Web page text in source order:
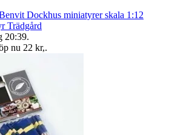
Dockhus miniatyrer skala 1:12
Trädgård
20:39.
nu 22 kr,.